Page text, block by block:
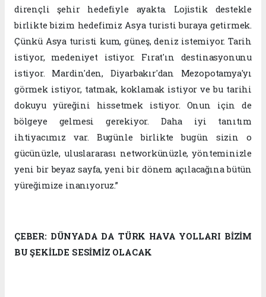
dirençli şehir hedefiyle ayakta. Lojistik destekle
birlikte bizim hedefimiz Asya turisti buraya getirmek.
Çünkü Asya turisti kum, güneş, deniz istemiyor. Tarih
istiyor, medeniyet istiyor. Fırat'ın destinasyonunu
istiyor. Mardin'den, Diyarbakır'dan Mezopotamya'yı
görmek istiyor, tatmak, koklamak istiyor ve bu tarihi
dokuyu yüreğini hissetmek istiyor. Onun için de
bölgeye gelmesi gerekiyor. Daha iyi tanıtım
ihtiyacımız var. Bugünle birlikte bugün sizin o
gücünüzle, uluslararası networkünüzle, yönteminizle
yeni bir beyaz sayfa, yeni bir dönem açılacağına bütün
yüreğimize inanıyoruz.”
ÇEBER: DÜNYADA DA TÜRK HAVA YOLLARI BİZİM
BU ŞEKİLDE SESİMİZ OLACAK